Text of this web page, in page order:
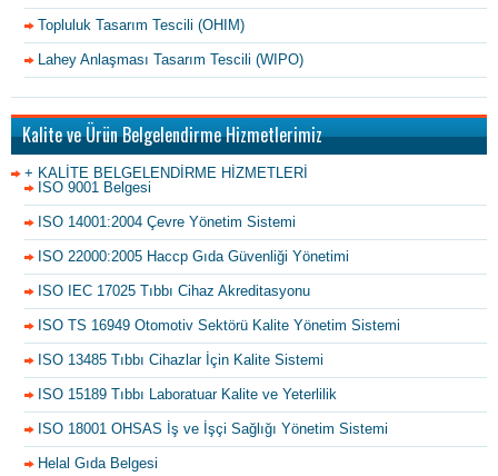
Topluluk Tasarım Tescili (OHIM)
Lahey Anlaşması Tasarım Tescili (WIPO)
Kalite ve Ürün Belgelendirme Hizmetlerimiz
+ KALİTE BELGELENDİRME HİZMETLERİ
ISO 9001 Belgesi
ISO 14001:2004 Çevre Yönetim Sistemi
ISO 22000:2005 Haccp Gıda Güvenliği Yönetimi
ISO IEC 17025 Tıbbı Cihaz Akreditasyonu
ISO TS 16949 Otomotiv Sektörü Kalite Yönetim Sistemi
ISO 13485 Tıbbı Cihazlar İçin Kalite Sistemi
ISO 15189 Tıbbı Laboratuar Kalite ve Yeterlilik
ISO 18001 OHSAS İş ve İşçi Sağlığı Yönetim Sistemi
Helal Gıda Belgesi